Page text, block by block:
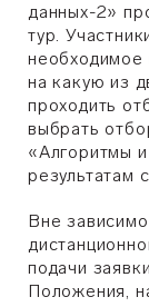
данных-2»
тур.
необходимое
на какую из
проходить
выбрать
«Алгоритмы
результатам
Вне
подачи
Положения,